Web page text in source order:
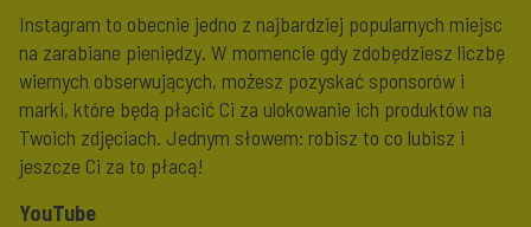
Instagram to obecnie jedno z najbardziej popularnych miejsc
na zarabiane pieniędzy. W momencie gdy zdobędziesz liczbę
wiernych obserwujących, możesz pozyskać sponsorów i
marki, które będą płacić Ci za ulokowanie ich produktów na
Twoich zdjęciach. Jednym słowem: robisz to co lubisz i
jeszcze Ci za to płacą!
YouTube